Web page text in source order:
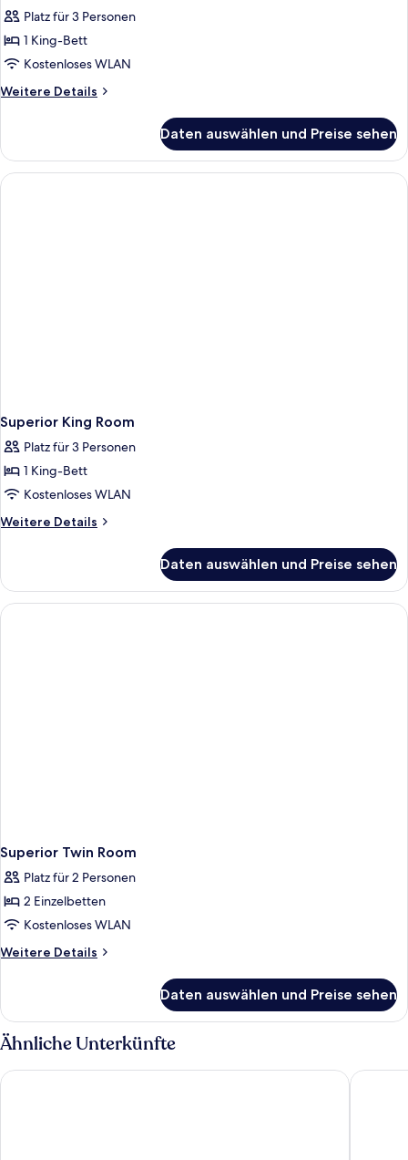
Platz für 3 Personen
1 King-Bett
Kostenloses WLAN
Weitere Details
Weitere
Suite
Daten auswählen und Preise sehen
Superior King Room
Platz für 3 Personen
1 King-Bett
Kostenloses WLAN
Weitere Details
Weitere
King
Room
Daten auswählen und Preise sehen
Superior Twin Room
Platz für 2 Personen
2 Einzelbetten
Kostenloses WLAN
Weitere Details
Weitere
Twin
Room
Daten auswählen und Preise sehen
Ähnliche Unterkünfte
Radisson Blu Hotel, London Canary Wharf East Novotel